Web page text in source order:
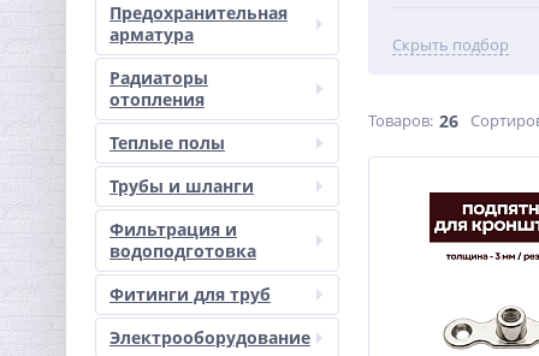
Предохранительная
арматура
Радиаторы
отопления
Теплые полы
Трубы и шланги
Фильтрация и
водоподготовка
Фитинги для труб
Электрооборудование
Скрыть подбор
Товаров: 26